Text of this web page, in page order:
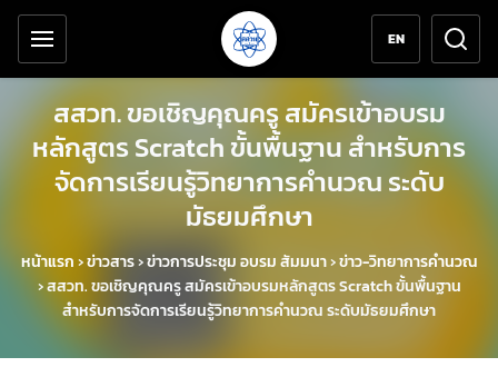
ข้ามไปยังเนื้อหาหลัก
เครื่องมือช่วยเหลือ
EN
สสวท. ขอเชิญคุณครู สมัครเข้าอบรม
หลักสูตร Scratch ขั้นพื้นฐาน สำหรับการ
จัดการเรียนรู้วิทยาการคำนวณ ระดับ
มัธยมศึกษา
หน้าแรก›ข่าวสาร›ข่าวการประชุม อบรม สัมมนา›ข่าว-วิทยาการคำนวณ
›สสวท. ขอเชิญคุณครู สมัครเข้าอบรมหลักสูตร Scratch ขั้นพื้นฐาน
สำหรับการจัดการเรียนรู้วิทยาการคำนวณ ระดับมัธยมศึกษา